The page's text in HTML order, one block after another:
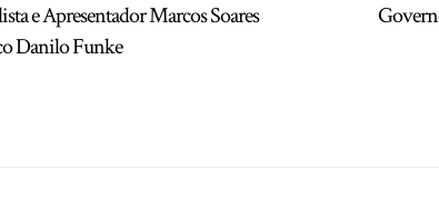
e Apresentador Marcos Soares
Danilo Funke